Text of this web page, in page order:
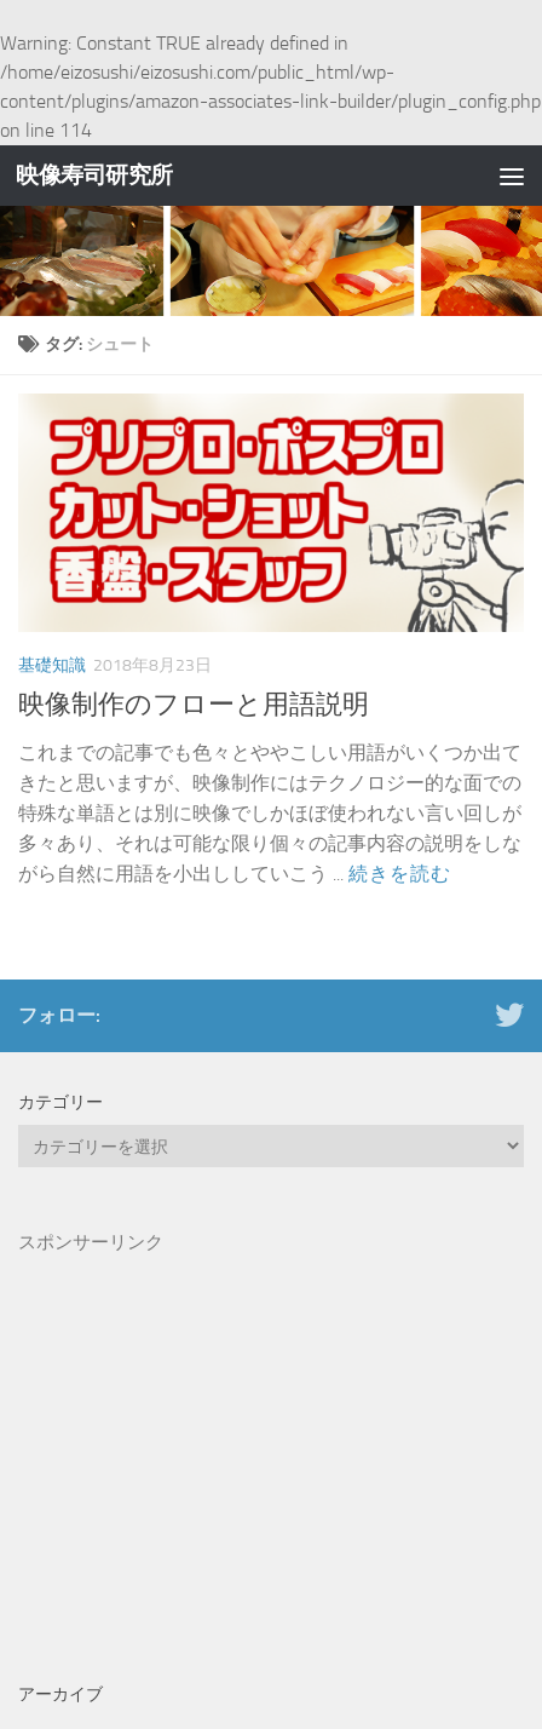
Warning: Constant TRUE already defined in
/home/eizosushi/eizosushi.com/public_html/wp-
content/plugins/amazon-associates-link-builder/plugin_config.php
on line 114
コンテンツへスキップ
映像寿司研究所
タグ: シュート
基礎知識 2018年8月23日
映像制作のフローと用語説明
これまでの記事でも色々とややこしい用語がいくつか出て
きたと思いますが、映像制作にはテクノロジー的な面での
特殊な単語とは別に映像でしかほぼ使われない言い回しが
多々あり、それは可能な限り個々の記事内容の説明をしな
がら自然に用語を小出ししていこう ... 続きを読む
フォロー:
カテゴリー
ー
スポンサーリンク
アーカイブ